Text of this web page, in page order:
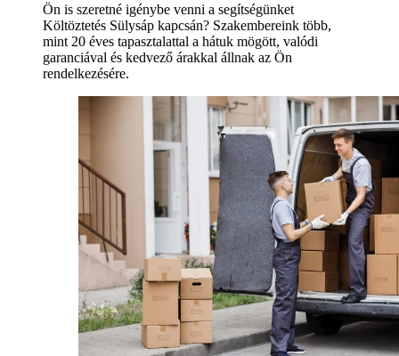
Ön is szeretné igénybe venni a segítségünket
Költöztetés Sülysáp kapcsán? Szakembereink több,
mint 20 éves tapasztalattal a hátuk mögött, valódi
garanciával és kedvező árakkal állnak az Ön
rendelkezésére.